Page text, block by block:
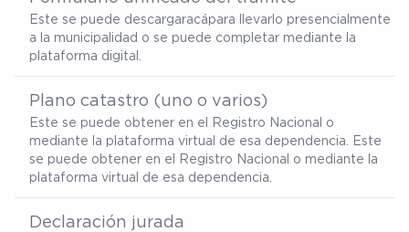
Este se puede descargaracápara llevarlo presencialmente
a la municipalidad o se puede completar mediante la
plataforma digital.
Plano catastro (uno o varios)
Este se puede obtener en el Registro Nacional o
mediante la plataforma virtual de esa dependencia. Este
se puede obtener en el Registro Nacional o mediante la
plataforma virtual de esa dependencia.
Declaración jurada